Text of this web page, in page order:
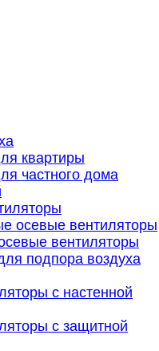
квартиры
частного дома
осевые вентиляторы
вентиляторы
подпора воздуха
с настенной
с защитной